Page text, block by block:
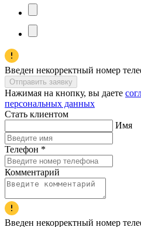
Введен некорректный номер
Отправить заявку
Нажимая на кнопку, вы даете
персональных данных
Стать клиентом
Имя
Телефон *
Комментарий
Введен некорректный номер